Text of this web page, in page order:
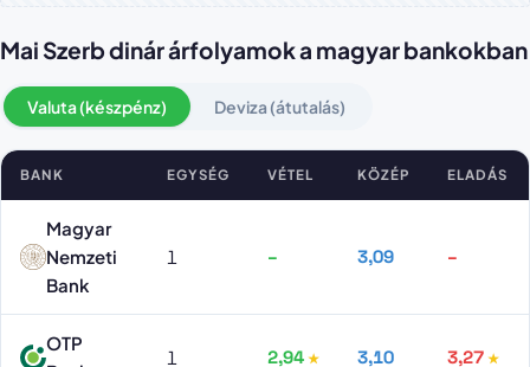
Mai Szerb dinár árfolyamok a magyar bankokban
Valuta (készpénz) Deviza (átutalás)
BANK EGYSÉG VÉTEL KÖZÉP ELADÁS
Magyar
Nemzeti
Bank
1 – 3,09 –
OTP
1 2,94 3,10 3,27